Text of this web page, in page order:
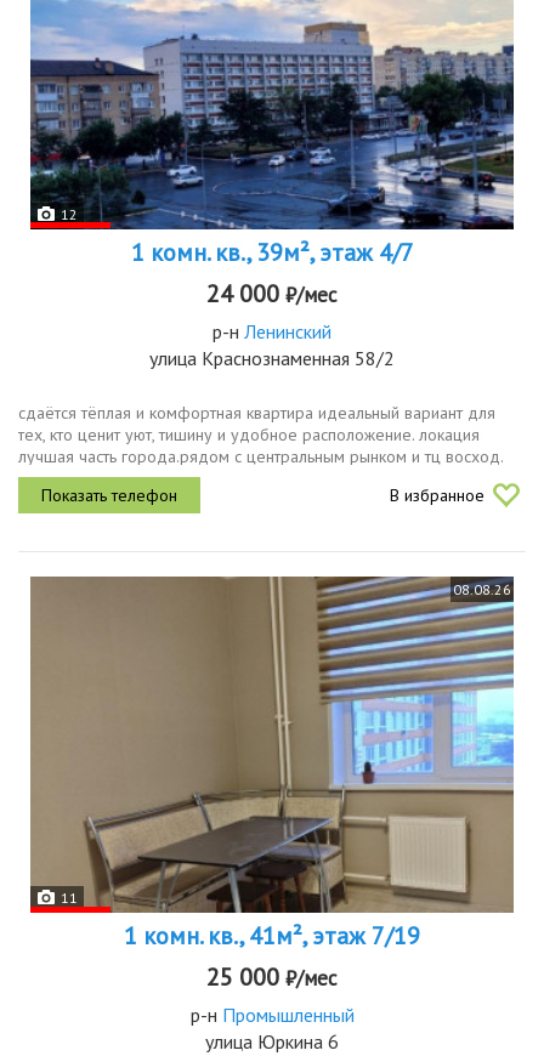
12
1 комн. кв., 39м², этаж 4/7
24 000 ₽/мес
р-н Ленинский
улица Краснознаменная 58/2
сдаётся тёплая и комфортная квартира идеальный вариант для
тех, кто ценит уют, тишину и удобное расположение. локация
лучшая часть города.рядом с центральным рынком и тц восход.
пешком до огу и театра музыкальной комедии. вся необходимая...
В избранное
08.08.26
11
1 комн. кв., 41м², этаж 7/19
25 000 ₽/мес
р-н Промышленный
улица Юркина 6